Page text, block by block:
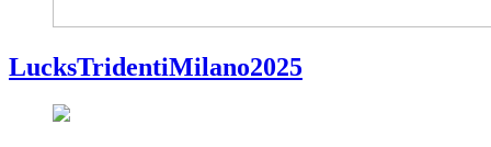
LucksTridentiMilano2025